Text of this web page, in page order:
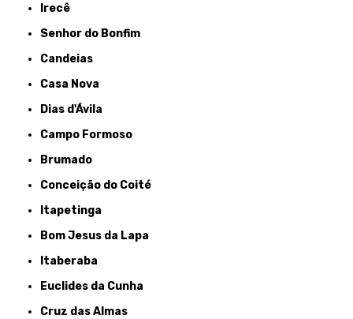
Irecê
Senhor do Bonfim
Candeias
Casa Nova
Dias d'Ávila
Campo Formoso
Brumado
Conceição do Coité
Itapetinga
Bom Jesus da Lapa
Itaberaba
Euclides da Cunha
Cruz das Almas